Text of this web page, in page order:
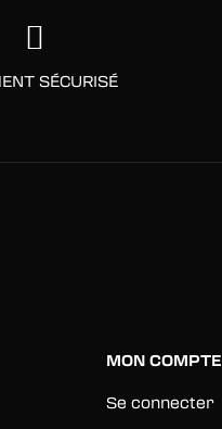
SÉCURISÉ
MON COMPTE
Se connecter